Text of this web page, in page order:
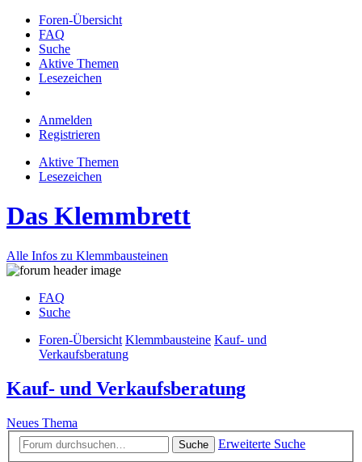
Foren-Übersicht
FAQ
Suche
Aktive Themen
Lesezeichen
Anmelden
Registrieren
Aktive Themen
Lesezeichen
Das Klemmbrett
Alle Infos zu Klemmbausteinen
FAQ
Suche
Foren-Übersicht Klemmbausteine Kauf- und
Verkaufsberatung
Kauf- und Verkaufsberatung
Neues Thema
Suche
Erweiterte Suche